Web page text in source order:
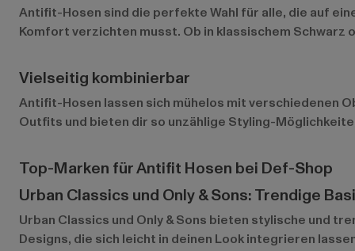
Antifit-Hosen sind die perfekte Wahl für alle, die auf
Komfort verzichten musst. Ob in klassischem
Vielseitig kombinierbar
Antifit-Hosen lassen sich mühelos mit verschiedenen
Outfits und bieten dir so unzählige Styling-
Top-Marken für Antifit Hosen bei Def-Shop
Urban Classics und Only & Sons: Trendige
Urban Classics und Only & Sons bieten stylische und
Designs, die sich leicht in deinen Look integrieren